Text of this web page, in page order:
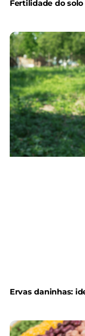
Fertilidade do
Ervas daninhas: